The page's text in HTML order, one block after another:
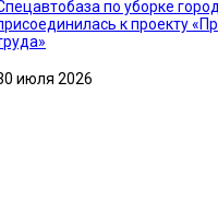
по уборке
к проекту
июля 2026